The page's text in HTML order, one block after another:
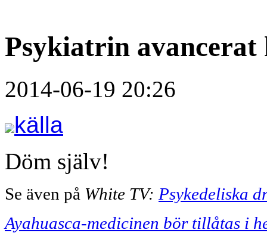
Psykiatrin avancerat
2014-06-19 20:26
källa
Döm själv!
Se även på White TV: Psykedeliska
Ayahuasca-medicinen bör tillåtas i